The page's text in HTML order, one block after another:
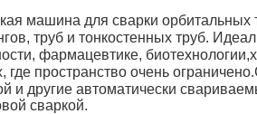
машина для сварки орбитальных
труб и тонкостенных труб.
фармацевтике,
где пространство очень ограничено.
и другие автоматически
сваркой.